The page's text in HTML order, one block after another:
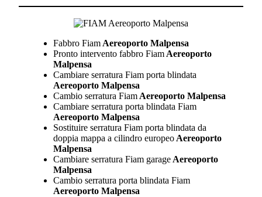
Fabbro Fiam Aereoporto Malpensa
Pronto intervento fabbro Fiam Aereoporto
Malpensa
Cambiare serratura Fiam porta blindata
Aereoporto Malpensa
Cambio serratura Fiam Aereoporto Malpensa
Cambiare serratura porta blindata Fiam
Aereoporto Malpensa
Sostituire serratura Fiam porta blindata da
doppia mappa a cilindro europeo Aereoporto
Malpensa
Cambiare serratura Fiam garage Aereoporto
Malpensa
Cambio serratura porta blindata Fiam
Aereoporto Malpensa